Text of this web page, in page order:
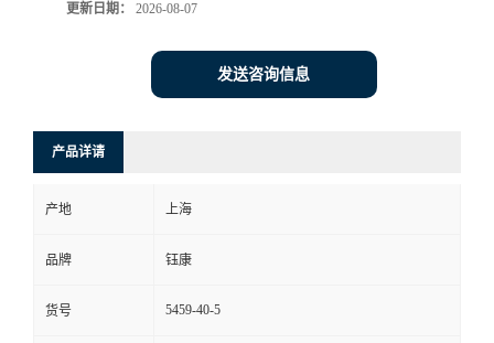
更新日期： 2026-08-07
发送咨询信息
产品详请
产地 上海
品牌 钰康
货号 5459-40-5